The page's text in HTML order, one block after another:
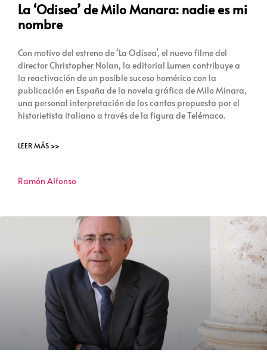
La ‘Odisea’ de Milo Manara: nadie es mi
nombre
Con motivo del estreno de ‘La Odisea’, el nuevo filme del
director Christopher Nolan, la editorial Lumen contribuye a
la reactivación de un posible suceso homérico con la
publicación en España de la novela gráfica de Milo Minara,
una personal interpretación de los cantos propuesta por el
historietista italiano a través de la figura de Telémaco.
LEER MÁS >>
Ramón Alfonso